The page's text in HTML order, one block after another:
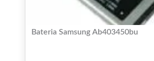
Bateria Samsung Ab403450bu